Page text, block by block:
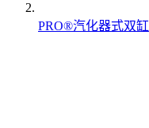
PRO®汽化器式双缸